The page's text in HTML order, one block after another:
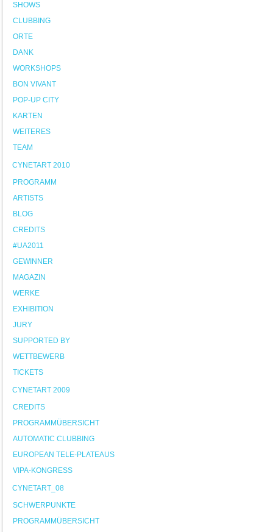
SHOWS
CLUBBING
ORTE
DANK
WORKSHOPS
BON VIVANT
POP-UP CITY
KARTEN
WEITERES
TEAM
CYNETART 2010
PROGRAMM
ARTISTS
BLOG
CREDITS
#UA2011
GEWINNER
MAGAZIN
WERKE
EXHIBITION
JURY
SUPPORTED BY
WETTBEWERB
TICKETS
CYNETART 2009
CREDITS
PROGRAMMÜBERSICHT
AUTOMATIC CLUBBING
EUROPEAN TELE-PLATEAUS
VIPA-KONGRESS
CYNETART_08
SCHWERPUNKTE
PROGRAMMÜBERSICHT